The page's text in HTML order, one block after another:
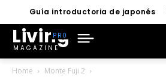
Guía introductoria de japonés
Living
MAGAZINE
Home Monte Fuji 2